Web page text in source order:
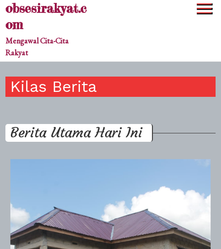
Skipobsesirakyat.c
om
Mengawal Cita-Cita
Rakyat
Kilas Berita
Berita Utama Hari Ini